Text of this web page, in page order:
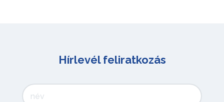
Hírlevél feliratkozás